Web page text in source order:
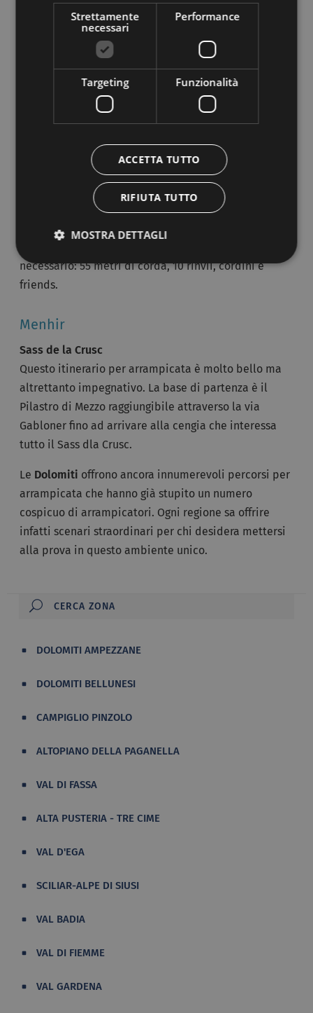
Raggiungere Dobbiaco e quindi il Lago di Landro. Da
qui incamminarsi verso la parete proseguendo verso
Ovest. In circa 50 minuti di camminata già piuttosto
faticosa si raggiunge la base della parete.
Blede alla riscossa
La roccia di questa arrampicata è buona e ben
protetta, così come pure le aree di sosta.
Raggiungere il Passo Valparola dall’Agordino, dalla
Val Badia o da Cortina d’Ampezzo attraverso la SR 48.
Lasciare la macchina nei pressi del museo “Forte Tre
necessario: 55 metri di corda, 10 rinvii, cordini e
friends.
Menhir
Sass de la Crusc
Questo itinerario per arrampicata è molto bello ma
altrettanto impegnativo. La base di partenza è il
Pilastro di Mezzo raggiungibile attraverso la via
Gabloner fino ad arrivare alla cengia che interessa
tutto il Sass dla Crusc.
Le Dolomiti offrono ancora innumerevoli percorsi per
arrampicata che hanno già stupito un numero
cospicuo di arrampicatori. Ogni regione sa offrire
infatti scenari straordinari per chi desidera mettersi
alla prova in questo ambiente unico.
DOLOMITI AMPEZZANE
DOLOMITI BELLUNESI
CAMPIGLIO PINZOLO
ALTOPIANO DELLA PAGANELLA
VAL DI FASSA
ALTA PUSTERIA - TRE CIME
VAL D'EGA
SCILIAR-ALPE DI SIUSI
VAL BADIA
VAL DI FIEMME
VAL GARDENA
Strettamente
necessari
Performance
Targeting Funzionalità
ACCETTA TUTTO
RIFIUTA TUTTO
MOSTRA DETTAGLI